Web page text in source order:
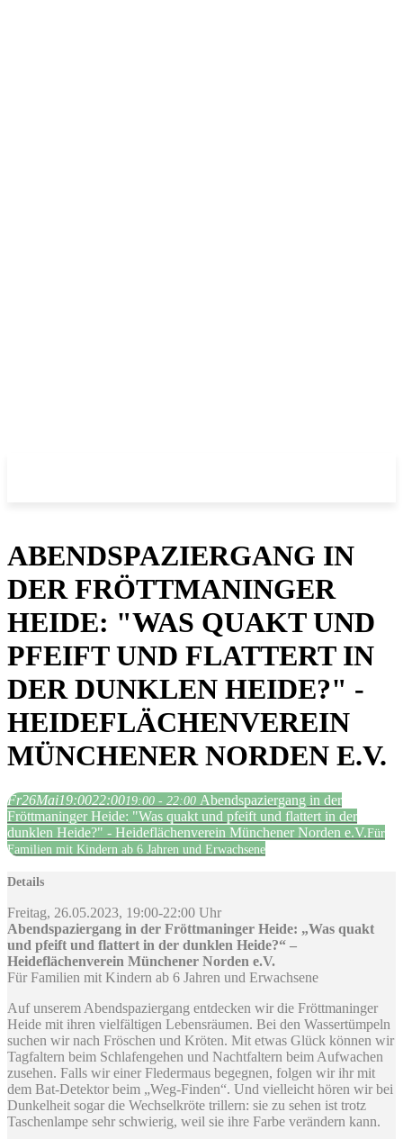
ABENDSPAZIERGANG IN
DER FRÖTTMANINGER
HEIDE: "WAS QUAKT UND
PFEIFT UND FLATTERT IN
DER DUNKLEN HEIDE?" -
HEIDEFLÄCHENVEREIN
MÜNCHENER NORDEN E.V.
Fr26Mai19:0022:0019:00 - 22:00 Abendspaziergang in der
Fröttmaninger Heide: "Was quakt und pfeift und flattert in der
dunklen Heide?" - Heideflächenverein Münchener Norden e.V.Für
Familien mit Kindern ab 6 Jahren und Erwachsene
Details
Freitag, 26.05.2023, 19:00-22:00 Uhr
Abendspaziergang in der Fröttmaninger Heide: „Was quakt
und pfeift und flattert in der dunklen Heide?“ –
Heideflächenverein Münchener Norden e.V.
Für Familien mit Kindern ab 6 Jahren und Erwachsene
Auf unserem Abendspaziergang entdecken wir die Fröttmaninger
Heide mit ihren vielfältigen Lebensräumen. Bei den Wassertümpeln
suchen wir nach Fröschen und Kröten. Mit etwas Glück können wir
Tagfaltern beim Schlafengehen und Nachtfaltern beim Aufwachen
zusehen. Falls wir einer Fledermaus begegnen, folgen wir ihr mit
dem Bat-Detektor beim „Weg-Finden“. Und vielleicht hören wir bei
Dunkelheit sogar die Wechselkröte trillern: sie zu sehen ist trotz
Taschenlampe sehr schwierig, weil sie ihre Farbe verändern kann.